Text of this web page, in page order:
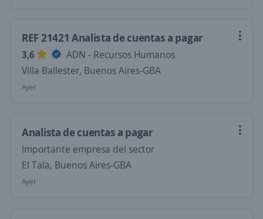
REF 21421 Analista de cuentas a pagar
3,6
ADN - Recursos Humanos
Villa Ballester, Buenos Aires-GBA
Ayer
Analista de cuentas a pagar
Importante empresa del sector
El Tala, Buenos Aires-GBA
Ayer